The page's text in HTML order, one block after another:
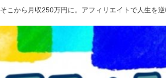
から月収250万円に。アフィリエイトで人生を